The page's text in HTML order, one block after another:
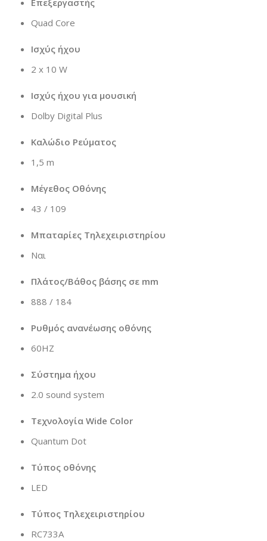
Επεξεργαστής
Quad Core
Ισχύς ήχου
2 x 10 W
Ισχύς ήχου για μουσική
Dolby Digital Plus
Καλώδιο Ρεύματος
1,5 m
Μέγεθος Οθόνης
43 / 109
Μπαταρίες Τηλεχειριστηρίου
Ναι
Πλάτος/Βάθος βάσης σε mm
888 / 184
Ρυθμός ανανέωσης οθόνης
60HZ
Σύστημα ήχου
2.0 sound system
Τεχνολογία Wide Color
Quantum Dot
Τύπος οθόνης
LED
Τύπος Τηλεχειριστηρίου
RC733A